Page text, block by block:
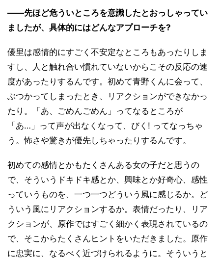
――先ほど危ういところを意識したとおっしゃってい
ましたが、具体的にはどんなアプローチを?
優里は感情的にすごく不安定なところもあったりしま
すし、人と触れ合い慣れていないからこその反応の速
度があったりするんです。初めて青野くんに会って、
ぶつかってしまったとき、リアクションができなかっ
たり。「あ、ごめんごめん」ってなるところが
「あ…」って声が出なくなって、びく! ってなっちゃ
う。怖さや驚きが優先しちゃったりするんです。
初めての感情とかもたくさんある女の子だと思うの
で、そういうドキドキ感とか、興味とか好奇心、感性
っていうものを、一つ一つどういう風に感じるか。ど
ういう風にリアクションするか。表情だったり、リア
クションが、原作ではすごく細かく表現されているの
で、そこからたくさんヒントをいただきました。原作
に忠実に、なるべく近づけられるように。そういうと